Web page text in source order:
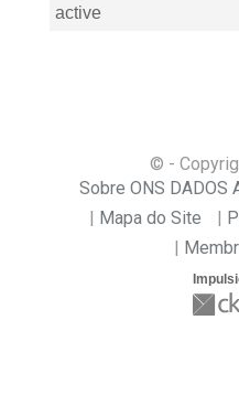
active
© -
Sobre ONS DADOS
Mapa do Site